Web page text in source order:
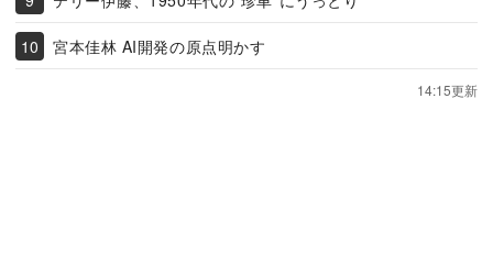
宮本佳林 AI開発の原点明かす
14:15更新